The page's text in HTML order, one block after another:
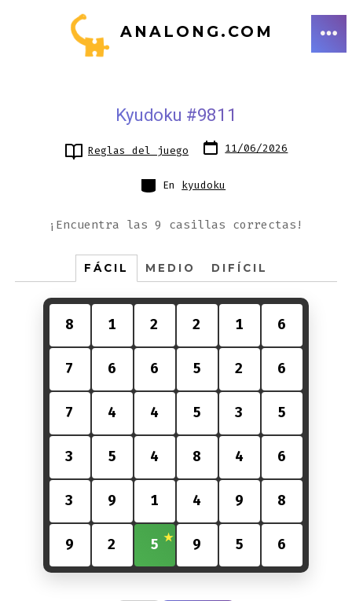
ANALONG.COM
Kyudoku #9811
Reglas del juego
Fecha
de 11/06/2026
Categorías
En kyudoku
¡Encuentra las 9 casillas correctas!
FÁCIL MEDIO DIFÍCIL
8 1 2 2 1 6
7 6 6 5 2 6
7 4 4 5 3 5
3 5 4 8 4 6
3 9 1 4 9 8
9 2 5 9 5 6